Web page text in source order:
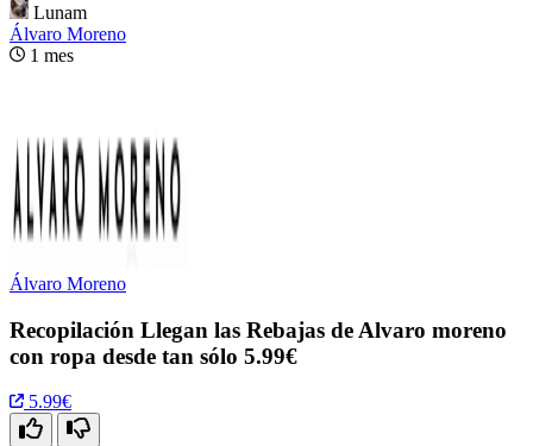
Lunam
Álvaro Moreno
1 mes
Álvaro Moreno
Recopilación Llegan las Rebajas de Alvaro moreno
con ropa desde tan sólo 5.99€
5.99€